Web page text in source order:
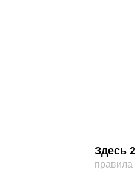
Здесь
правила